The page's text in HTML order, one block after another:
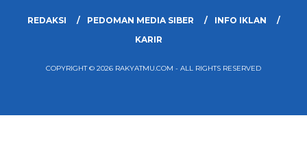
REDAKSI PEDOMAN MEDIA SIBER
INFO IKLAN
KARIR
COPYRIGHT © 2026 RAKYATMU.COM - ALL RIGHTS RESERVED